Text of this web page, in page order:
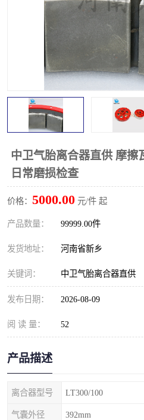
中卫气胎离合器直供 摩擦
日常磨损检查
价格： 5000.00 元/件 起
产品数量： 99999.00件
发货地址： 河南省新乡
关键词： 中卫气胎离合器直供
发布日期： 2026-08-09
阅 读 量： 52
产品描述
离合器型号 LT300/100
气囊外径 392mm
DY隔膜式离合器
KB离合器
PTO离合器
橡胶件